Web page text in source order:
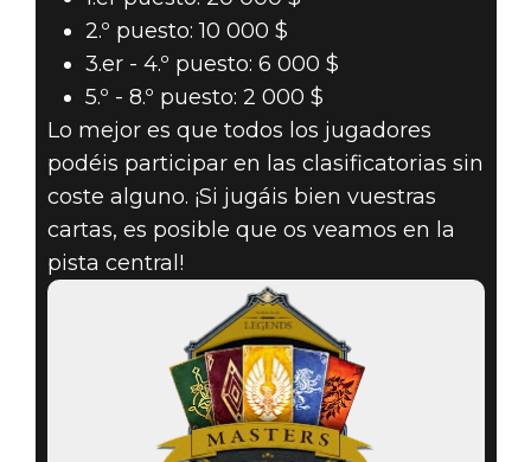
SCROLLS:
LEGENDS!
2.º puesto: 10 000 $
3.er - 4.º puesto: 6 000 $
5.º - 8.º puesto: 2 000 $
Lo mejor es que todos los jugadores
podéis participar en las clasificatorias sin
coste alguno. ¡Si jugáis bien vuestras
cartas, es posible que os veamos en la
pista central!